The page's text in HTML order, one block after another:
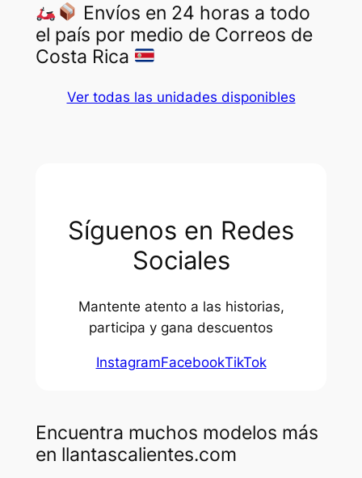
Envíos en 24 horas a todo
el país por medio de Correos de
Costa Rica
Ver todas las unidades disponibles
Síguenos en Redes
Sociales
Mantente atento a las historias,
participa y gana descuentos
InstagramFacebookTikTok
Encuentra muchos modelos más
en llantascalientes.com